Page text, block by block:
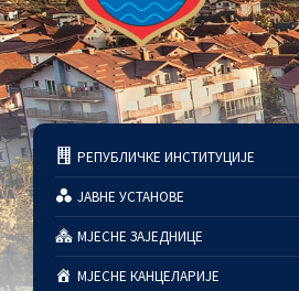
РЕПУБЛИЧКЕ ИНСТИТУЦИЈЕ
ЈАВНЕ УСТАНОВЕ
МЈЕСНЕ ЗАЈЕДНИЦЕ
МЈЕСНЕ КАНЦЕЛАРИЈЕ